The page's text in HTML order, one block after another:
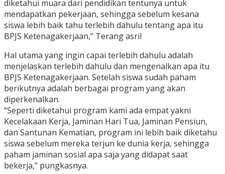
diketahui muara dari pendidikan tentunya untuk
mendapatkan pekerjaan, sehingga sebelum kesana
siswa lebih baik tahu terlebih dahulu tentang apa itu
BPJS Ketenagakerjaan,” Terang asril
Hal utama yang ingin capai terlebih dahulu adalah
menjelaskan terlebih dahulu dan mengenalkan apa itu
BPJS Ketenagakerjaan. Setelah siswa sudah paham
berikutnya adalah berbagai program yang akan
diperkenalkan.
“Seperti diketahui program kami ada empat yakni
Kecelakaan Kerja, Jaminan Hari Tua, Jaminan Pensiun,
dan Santunan Kematian, program ini lebih baik diketahu
siswa sebelum mereka terjun ke dunia kerja, sehingga
paham jaminan sosial apa saja yang didapat saat
bekerja,” pungkasnya.